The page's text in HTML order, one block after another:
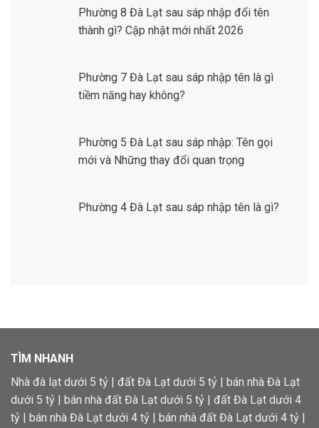
Phường 8 Đà Lạt sau sáp nhập đổi tên
thành gì? Cập nhật mới nhất 2026
Phường 7 Đà Lạt sau sáp nhập tên là gì
tiềm năng hay không?
Phường 5 Đà Lạt sau sáp nhập: Tên gọi
mới và Những thay đổi quan trọng
Phường 4 Đà Lạt sau sáp nhập tên là gì?
TÌM NHANH
Nhà đà lạt dưới 5 tỷ | đất Đà Lạt dưới 5 tỷ | bán nhà Đà Lạt
dưới 5 tỷ | bán nhà đất Đà Lạt dưới 5 tỷ | đất Đà Lạt dưới 4
tỷ | bán nhà Đà Lạt dưới 4 tỷ | bán nhà đất Đà Lạt dưới 4 tỷ |